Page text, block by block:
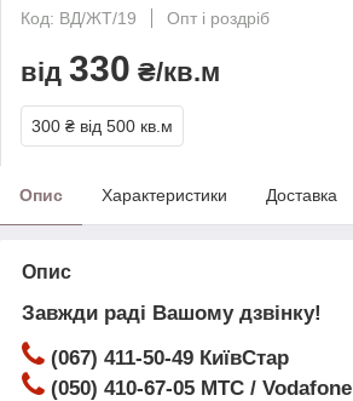
Код: ВД/ЖТ/19
Опт і роздріб
від 330 ₴/кв.м
300 ₴ від 500 кв.м
Опис Характеристики Доставка
Опис
Завжди раді Вашому дзвінку!
(067) 411-50-49 КиївСтар
(050) 410-67-05 МТС / Vodafone